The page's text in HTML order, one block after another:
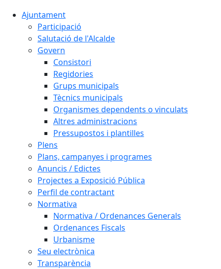
Ajuntament
Participació
Salutació de l'Alcalde
Govern
Consistori
Regidories
Grups municipals
Tècnics municipals
Organismes dependents o vinculats
Altres administracions
Pressupostos i plantilles
Plens
Plans, campanyes i programes
Anuncis / Edictes
Projectes a Exposició Pública
Perfil de contractant
Normativa
Normativa / Ordenances Generals
Ordenances Fiscals
Urbanisme
Seu electrònica
Transparència